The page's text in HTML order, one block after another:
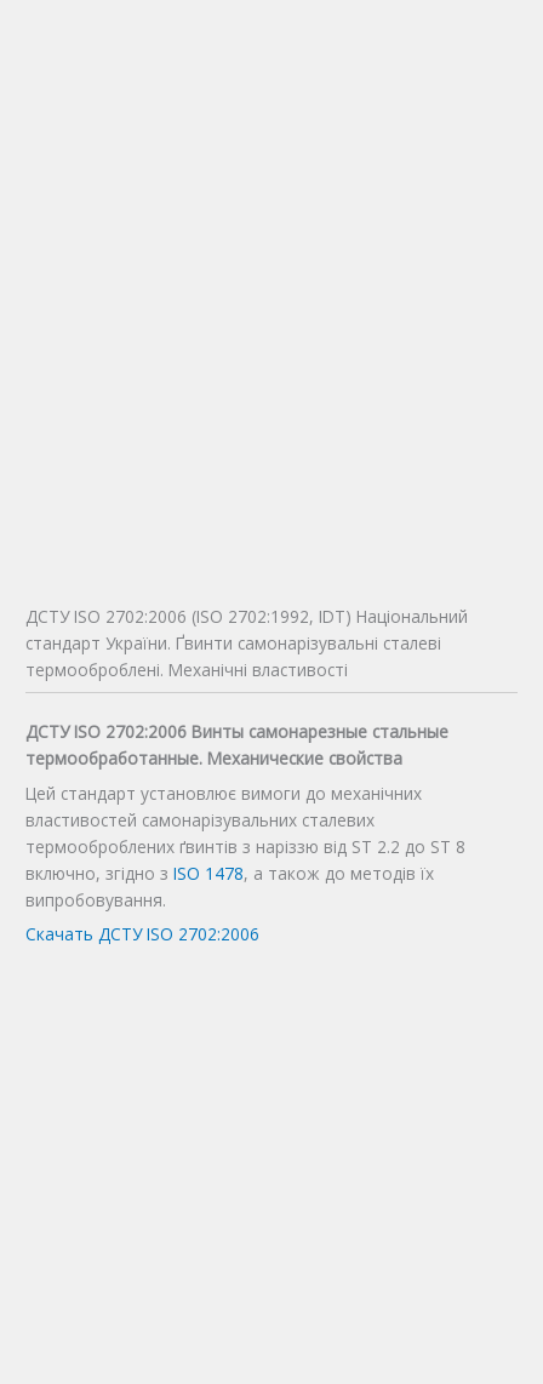
ДСТУ ISO 2702:2006 (ISO 2702:1992, IDТ) Національний
стандарт України. Ґвинти самонарізувальні сталеві
термооброблені. Механічні властивості
ДСТУ ISO 2702:2006 Винты самонарезные стальные
термообработанные. Механические свойства
Цей стандарт установлює вимоги до механічних
властивостей самонарізувальних сталевих
термооброблених ґвинтів з наріззю від ST 2.2 до ST 8
включно, згідно зISO 1478, а також до методів їх
випробовування.
Скачать ДСТУ ISO 2702:2006